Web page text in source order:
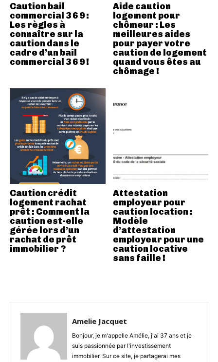
Amelie Jacquet
Bonjour, je m'appelle Amélie, j'ai 37 ans et je
suis passionnée par l'investissement
immobilier. Sur ce site, je partagerai mes
Caution bail
commercial 3 6 9 :
Les règles à
connaître sur la
caution dans le
cadre d’un bail
commercial 3 6 9 !
Aide caution
logement pour
chômeur : Les
meilleures aides
pour payer votre
caution de logement
quand vous êtes au
chômage !
Caution crédit
logement rachat
prêt : Comment la
caution est-elle
gérée lors d’un
rachat de prêt
immobilier ?
Attestation
employeur pour
caution location :
Modèle
d’attestation
employeur pour une
caution locative
sans faille !